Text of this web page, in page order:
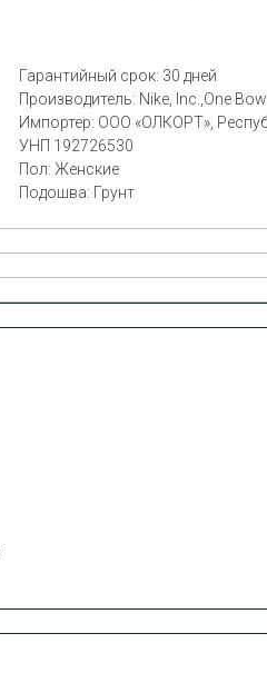
Гарантийный срок: 30 дней
Производитель: Nike, Inc.,One
Импортер: ООО «ОЛКОРТ»,
УНП 192726530
Пол: Женские
Подошва: Грунт